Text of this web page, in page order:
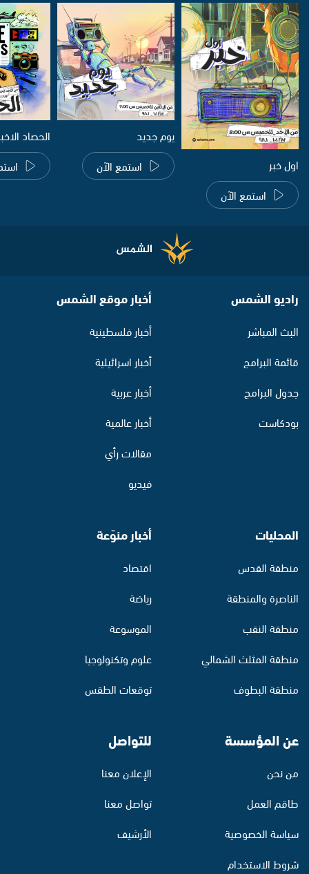
اول خبر
استمع الآن
يوم جديد
استمع الآن
الحصاد
راديو الشمس
البث المباشر
قائمة البرامج
جدول البرامج
بودكاست
أخبار موقع الشمس
أخبار فلسطينية
أخبار اسرائيلية
أخبار عربية
أخبار عالمية
مقالات رأي
فيديو
المحليات
منطقة القدس
الناصرة والمنطقة
منطقة النقب
منطقة المثلث الشمالي
منطقة البطوف
أخبار منوّعة
اقتصاد
رياضة
الموسوعة
علوم وتكنولوجيا
توقعات الطقس
عن المؤسسة
من نحن
طاقم العمل
سياسة الخصوصية
شروط الاستخدام
للتواصل
الإعلان معنا
تواصل معنا
الأرشيف